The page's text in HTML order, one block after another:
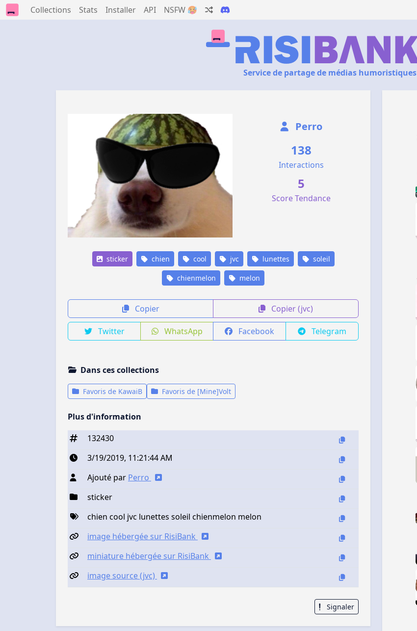
Collections Stats Installer API NSFW 🥵
Service de partage de médias humoristiques
Perro
138
Interactions
5
Score Tendance
sticker chien cool jvc lunettes soleil
chienmelon melon
Copier Copier (jvc)
Twitter WhatsApp Facebook Telegram
Dans ces collections
Favoris de KawaiB Favoris de [Mine]Volt
Plus d'information
132430
3/19/2019, 11:21:44 AM
Ajouté par Perro
sticker
chien cool jvc lunettes soleil chienmelon melon
image hébergée sur RisiBank
miniature hébergée sur RisiBank
image source (jvc)
Signaler